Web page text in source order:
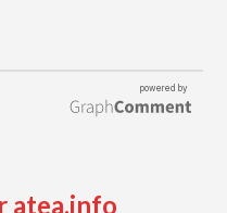
atea.info